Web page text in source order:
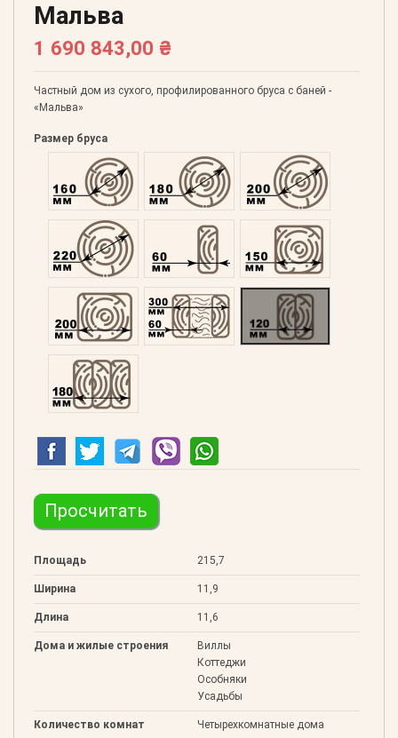
Мальва
1 690 843,00 ₴
Частный дом из сухого, профилированного бруса с баней -
«Мальва»
Размер бруса
Оцилиндрованний 160Оцилиндрованний 180Оцилиндрованний
Оцилиндрованний 220Профилированний 60Профилированний
Профилированний 200Двойной 300 Клееный 120
Клееный 180
Просчитать
Площадь 215,7
Ширина 11,9
Длина 11,6
Дома и жилые строения
Виллы
Коттеджи
Особняки
Усадьбы
Количество комнат Четырехкомнатные дома